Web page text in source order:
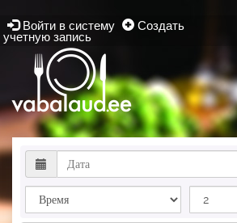
Войти в систему
Создать
учетную запись